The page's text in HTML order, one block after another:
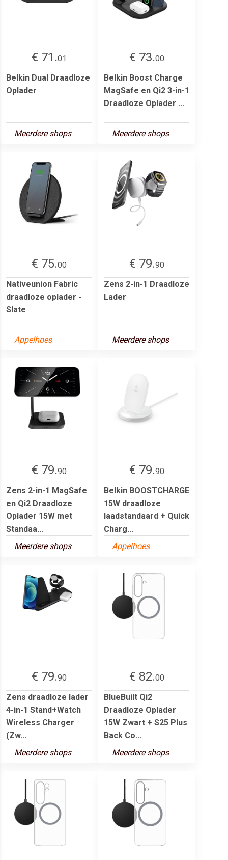
€ 71.01
Belkin Dual Draadloze
Oplader
Meerdere shops
€ 73.00
Belkin Boost Charge
MagSafe en Qi2 3-in-1
Draadloze Oplader ...
Meerdere shops
€ 75.00
Nativeunion Fabric
draadloze oplader -
Slate
Appelhoes
€ 79.90
Zens 2-in-1 Draadloze
Lader
Meerdere shops
€ 79.90
Zens 2-in-1 MagSafe
en Qi2 Draadloze
Oplader 15W met
Standaa...
Meerdere shops
€ 79.90
Belkin BOOSTCHARGE
15W draadloze
laadstandaard + Quick
Charg...
Appelhoes
€ 79.90
Zens draadloze lader
4-in-1 Stand+Watch
Wireless Charger
(Zw...
Meerdere shops
€ 82.00
BlueBuilt Qi2
Draadloze Oplader
15W Zwart + S25 Plus
Back Co...
Meerdere shops